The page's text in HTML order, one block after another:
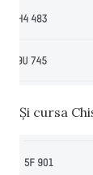
Și cursa